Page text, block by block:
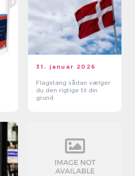
31. januar 2026
Flagstang sådan vælger
du den rigtige til din
grund